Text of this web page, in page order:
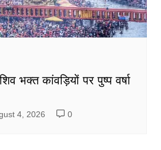
भक्त कांवड़ियों पर पुष्प वर्षा
4, 2026 0